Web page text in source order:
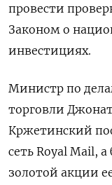
провести
Законом о
инвестициях.
Министр по
торговли
Кржетинский
сеть Royal Mail,
золотой акции